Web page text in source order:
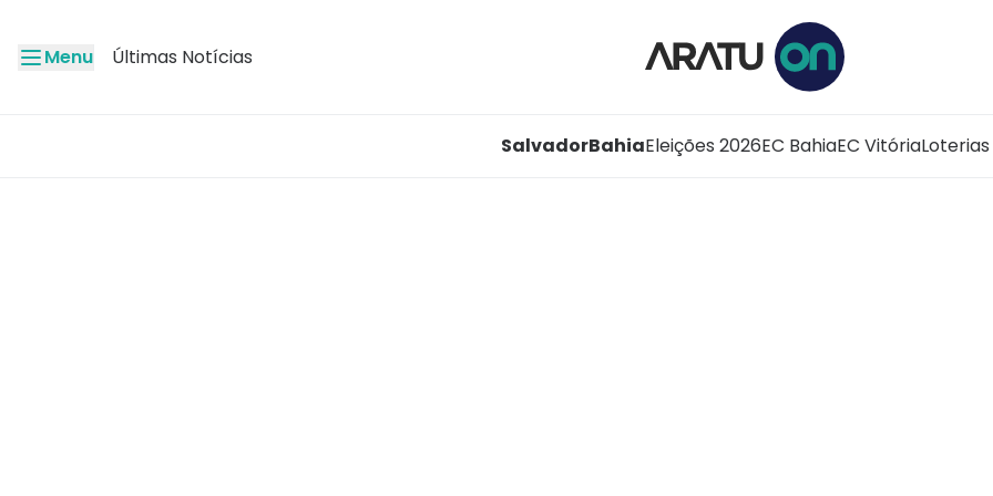
Menu Últimas Notícias
SalvadorBahiaEleições 2026EC BahiaEC VitóriaLoterias